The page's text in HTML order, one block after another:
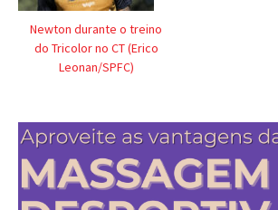
Newton durante o treino
do Tricolor no CT (Erico
Leonan/SPFC)